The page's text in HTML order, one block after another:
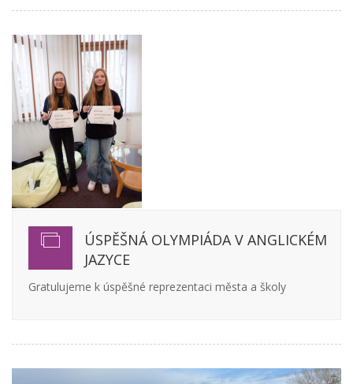
ÚSPĚŠNÁ OLYMPIÁDA V ANGLICKÉM
JAZYCE
Gratulujeme k úspěšné reprezentaci města a školy